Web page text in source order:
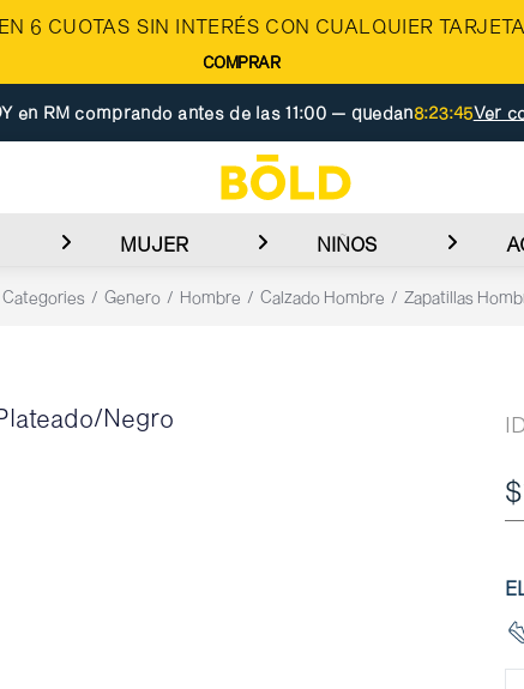
6 CUOTAS SIN INTERÉS CON CUALQUIER
COMPRAR
en RM comprando antes de las 11:00 — quedan8:23:45Ver
MUJER NIÑOS
Categories Genero Hombre Calzado Hombre Zapatillas
Negro